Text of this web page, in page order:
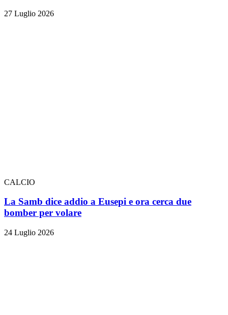
27 Luglio 2026
CALCIO
La Samb dice addio a Eusepi e ora cerca due
bomber per volare
24 Luglio 2026